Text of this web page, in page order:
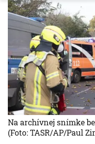
Na archívnej snímke
(Foto: TASR/AP/Paul